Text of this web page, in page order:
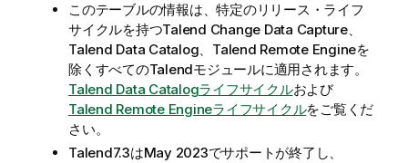
このテーブルの情報は、特定のリリース・ライフ
サイクルを持つTalend Change Data Capture、
Talend Data Catalog、 Talend Remote Engineを
除くすべてのTalendモジュールに適用されます。
Talend Data Catalogライフサイクルおよび
Talend Remote Engineライフサイクルをご覧くだ
さい。
Talend7.3はMay 2023でサポートが終了し、